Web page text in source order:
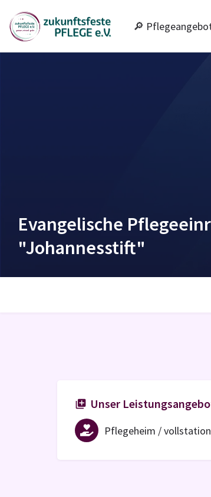
🔎
Evangelische
"Johannesstift"
Unser
Pflegeheim /